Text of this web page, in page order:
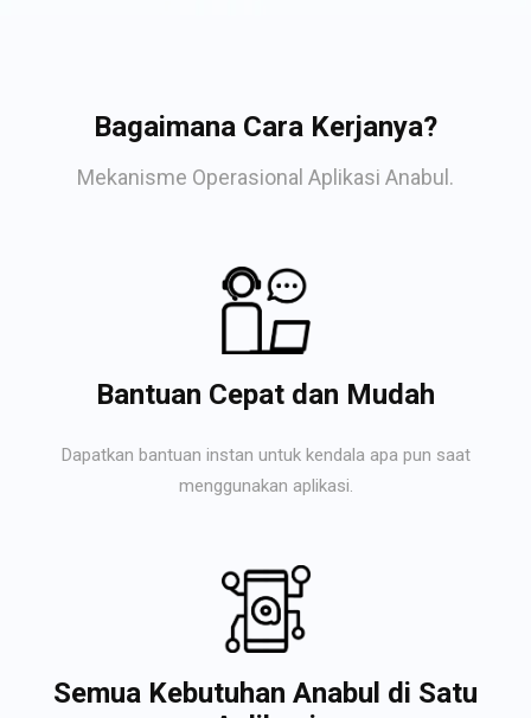
Bagaimana Cara Kerjanya?
Mekanisme Operasional Aplikasi Anabul.
Bantuan Cepat dan Mudah
Dapatkan bantuan instan untuk kendala apa pun saat
menggunakan aplikasi.
Semua Kebutuhan Anabul di Satu